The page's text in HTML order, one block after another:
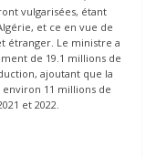
vulgarisées, étant
et ce en vue de
étranger. Le ministre a
de 19.1 millions de
ajoutant que la
environ 11 millions de
et 2022.